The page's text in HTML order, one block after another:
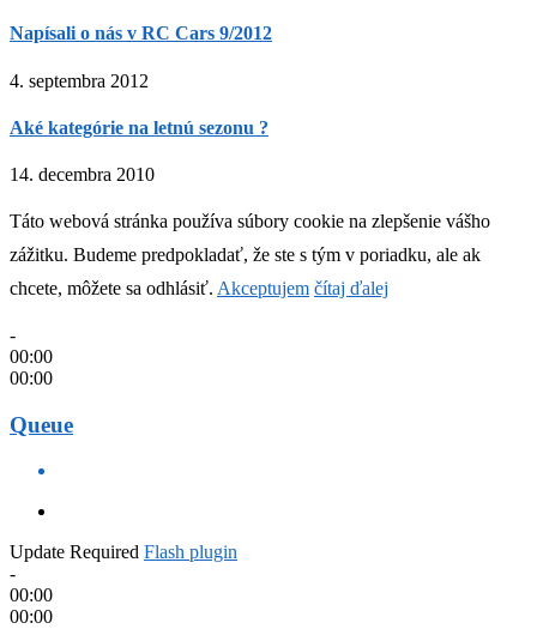
Napísali o nás v RC Cars 9/2012
4. septembra 2012
Aké kategórie na letnú sezonu ?
14. decembra 2010
Táto webová stránka používa súbory cookie na zlepšenie vášho
zážitku. Budeme predpokladať, že ste s tým v poriadku, ale ak
chcete, môžete sa odhlásiť. Akceptujem čítaj ďalej
-
00:00
00:00
Queue
Update Required Flash plugin
-
00:00
00:00